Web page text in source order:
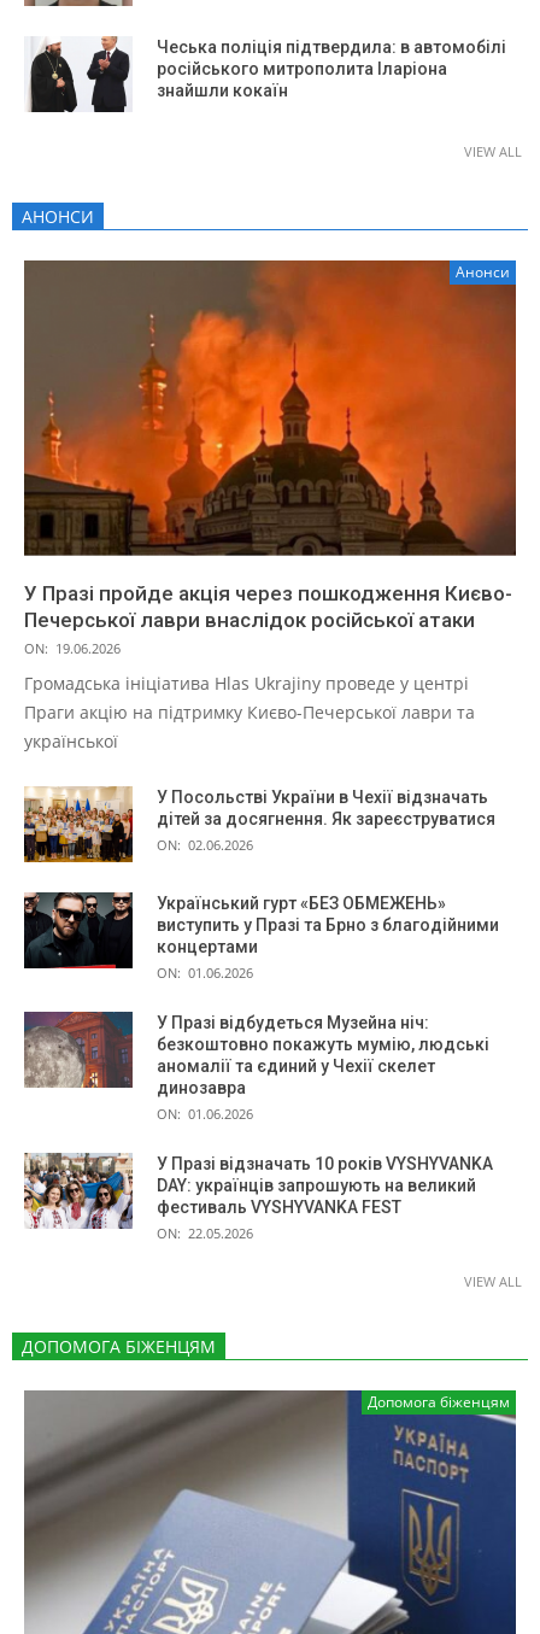
Чеська поліція підтвердила: в автомобілі
російського митрополита Іларіона
знайшли кокаїн
VIEW ALL
АНОНСИ
Анонси
У Празі пройде акція через пошкодження Києво-
Печерської лаври внаслідок російської атаки
ON: 19.06.2026
Громадська ініціатива Hlas Ukrajiny проведе у центрі
Праги акцію на підтримку Києво-Печерської лаври та
української
У Посольстві України в Чехії відзначать
дітей за досягнення. Як зареєструватися
ON: 02.06.2026
Український гурт «БЕЗ ОБМЕЖЕНЬ»
виступить у Празі та Брно з благодійними
концертами
ON: 01.06.2026
У Празі відбудеться Музейна ніч:
безкоштовно покажуть мумію, людські
аномалії та єдиний у Чехії скелет
динозавра
ON: 01.06.2026
У Празі відзначать 10 років VYSHYVANKA
DAY: українців запрошують на великий
фестиваль VYSHYVANKA FEST
ON: 22.05.2026
VIEW ALL
ДОПОМОГА БІЖЕНЦЯМ
Допомога біженцям